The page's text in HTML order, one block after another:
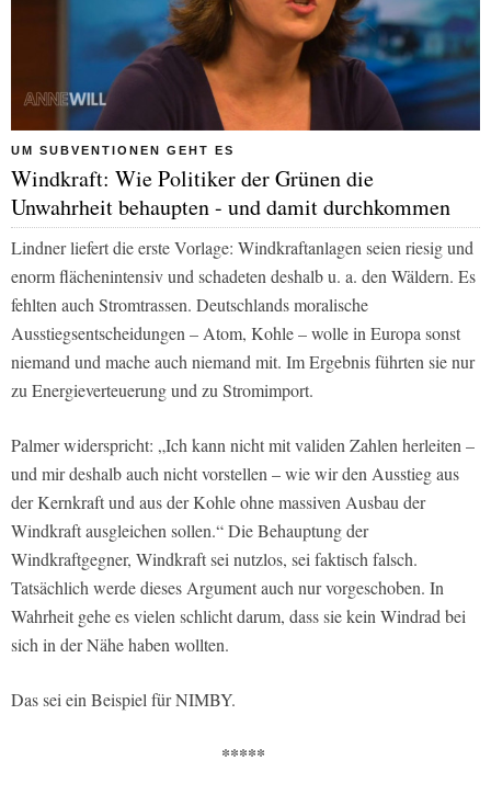
UM SUBVENTIONEN GEHT ES
Windkraft: Wie Politiker der Grünen die
Unwahrheit behaupten - und damit durchkommen
Lindner liefert die erste Vorlage: Windkraftanlagen seien riesig und
enorm flächenintensiv und schadeten deshalb u. a. den Wäldern. Es
fehlten auch Stromtrassen. Deutschlands moralische
Ausstiegsentscheidungen – Atom, Kohle – wolle in Europa sonst
niemand und mache auch niemand mit. Im Ergebnis führten sie nur
zu Energieverteuerung und zu Stromimport.
Palmer widerspricht: „Ich kann nicht mit validen Zahlen herleiten –
und mir deshalb auch nicht vorstellen – wie wir den Ausstieg aus
der Kernkraft und aus der Kohle ohne massiven Ausbau der
Windkraft ausgleichen sollen.“ Die Behauptung der
Windkraftgegner, Windkraft sei nutzlos, sei faktisch falsch.
Tatsächlich werde dieses Argument auch nur vorgeschoben. In
Wahrheit gehe es vielen schlicht darum, dass sie kein Windrad bei
sich in der Nähe haben wollten.
Das sei ein Beispiel für NIMBY.
*****